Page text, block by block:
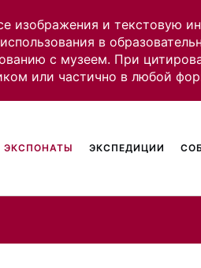
изображения и текстовую
в
с музеем. При
или частично в любой
ЭКСПОНАТЫ ЭКСПЕДИЦИИ